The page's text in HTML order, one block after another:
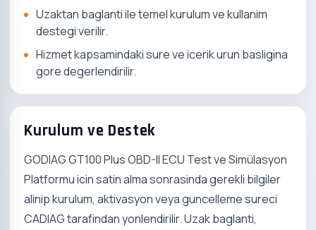
Uzaktan baglanti ile temel kurulum ve kullanim
destegi verilir.
Hizmet kapsamindaki sure ve icerik urun basligina
gore degerlendirilir.
Kurulum ve Destek
GODIAG GT100 Plus OBD-II ECU Test ve Simülasyon
Platformu icin satin alma sonrasinda gerekli bilgiler
alinip kurulum, aktivasyon veya guncelleme sureci
CADIAG tarafindan yonlendirilir. Uzak baglanti,